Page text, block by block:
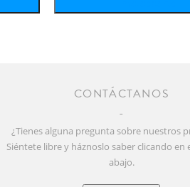
CONTÁCTANOS
¿Tienes alguna pregunta sobre nuestros
Siéntete libre y háznoslo saber clicando en
abajo.